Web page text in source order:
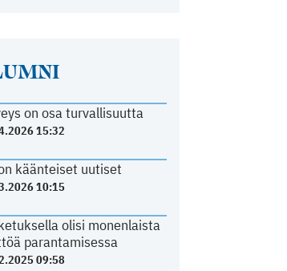
on osa turvallisuutta
15:32
käänteiset uutiset
10:15
olisi monenlaista
parantamisessa
09:58